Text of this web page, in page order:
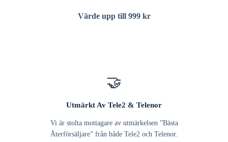
Värde upp till 999 kr
🤝
Utmärkt Av Tele2 & Telenor
Vi är stolta mottagare av utmärkelsen ”Bästa
Återförsäljare” från både Tele2 och Telenor.